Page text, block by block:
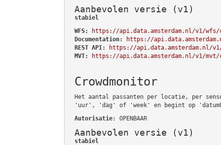
Aanbevolen versie (v1)
stabiel
WFS:
https://api.data.amsterdam.nl/v1/wfs/
Documentation:
https://
REST API:
https://api.data.amsterdam.nl/v1/
MVT:
https://api.data.amsterdam.nl/v1/mvt/
Crowdmonitor
Het aantal passanten per locatie, per
'uur', 'dag' of 'week' en begint op
Autorisatie: OPENBAAR
Aanbevolen versie (v1)
stabiel